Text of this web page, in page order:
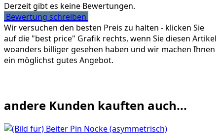
Derzeit gibt es keine Bewertungen.
Bewertung schreiben
Wir versuchen den besten Preis zu halten - klicken Sie
auf die "best price" Grafik rechts, wenn Sie diesen Artikel
woanders billiger gesehen haben und wir machen Ihnen
ein möglichst gutes Angebot.
andere Kunden kauften auch...